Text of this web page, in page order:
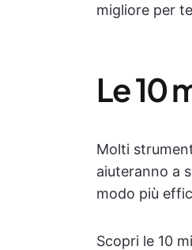
migliore per
Le 10
Molti
aiuteranno a
modo più
Scopri le 10